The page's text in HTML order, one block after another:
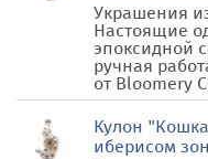
Украшения
Настоящие
эпоксидной
ручная
от Bloomery
Кулон
иберисом